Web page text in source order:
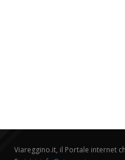
Viareggino.it, il Portale internet